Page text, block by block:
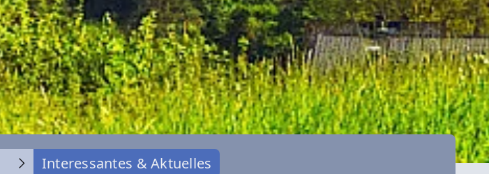
Interessantes & Aktuelles